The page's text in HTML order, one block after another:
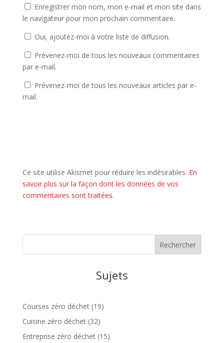
Enregistrer mon nom, mon e-mail et mon site dans
le navigateur pour mon prochain commentaire.
Oui, ajoutez-moi à votre liste de diffusion.
Prévenez-moi de tous les nouveaux commentaires
par e-mail.
Prévenez-moi de tous les nouveaux articles par e-
mail.
Ce site utilise Akismet pour réduire les indésirables. En
savoir plus sur la façon dont les données de vos
commentaires sont traitées.
Sujets
Courses zéro déchet(19)
Cuisine zéro déchet(32)
Entreprise zéro déchet(15)